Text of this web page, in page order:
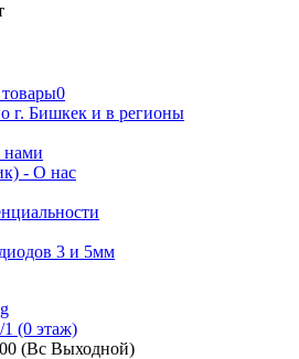
0
г. Бишкек и в регионы
нами
- О нас
3 и 5мм
(0 этаж)
(Вс Выходной)